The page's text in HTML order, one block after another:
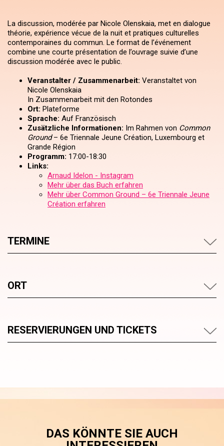
La discussion, modérée par Nicole Olenskaia, met en dialogue
théorie, expérience vécue de la nuit et pratiques culturelles
contemporaines du commun. Le format de l’événement
combine une courte présentation de l’ouvrage suivie d’une
discussion modérée avec le public.
Veranstalter / Zusammenarbeit: Veranstaltet von
Nicole Olenskaia
In Zusammenarbeit mit den Rotondes
Ort: Plateforme
Sprache: Auf Französisch
Zusätzliche Informationen: Im Rahmen von Common
Ground– 6e Triennale Jeune Création, Luxembourg et
Grande Région
Programm: 17:00-18:30
Links:
Arnaud Idelon - Instagram
Mehr über das Buch erfahren
Mehr über Common Ground – 6e Triennale Jeune
Création erfahren
TERMINE
ORT
RESERVIERUNGEN UND TICKETS
DAS KÖNNTE SIE AUCH